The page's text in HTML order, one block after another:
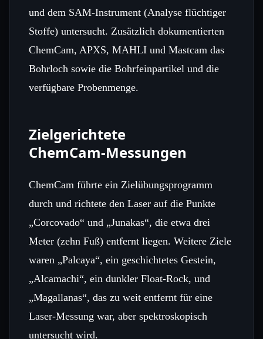
und dem SAM‑Instrument (Analyse flüchtiger
Stoffe) untersucht. Zusätzlich dokumentierten
ChemCam, APXS, MAHLI und Mastcam das
Bohrloch sowie die Bohrfeinpartikel und die
verfügbare Probenmenge.
Zielgerichtete
ChemCam‑Messungen
ChemCam führte ein Zielübungsprogramm
durch und richtete den Laser auf die Punkte
„Corcovado“ und „Junakas“, die etwa drei
Meter (zehn Fuß) entfernt liegen. Weitere Ziele
waren „Palcaya“, ein geschichtetes Gestein,
„Alcamachi“, ein dunkler Float‑Rock, und
„Magallanas“, das zu weit entfernt für eine
Laser‑Messung war, aber spektroskopisch
untersucht wird.